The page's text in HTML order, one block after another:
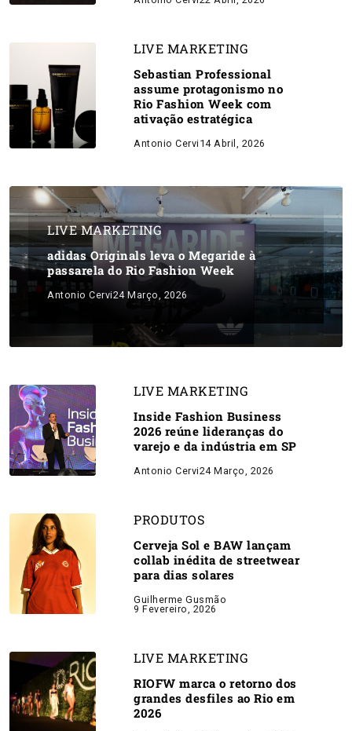
LIVE MARKETING
Sebastian Professional
assume protagonismo no
Rio Fashion Week com
ativação estratégica
Antonio Cervi 14 Abril, 2026
LIVE MARKETING
adidas Originals leva o Megaride à
passarela do Rio Fashion Week
Antonio Cervi24 Março, 2026
LIVE MARKETING
Inside Fashion Business
2026 reúne lideranças do
varejo e da indústria em SP
Antonio Cervi24 Março, 2026
PRODUTOS
Cerveja Sol e BAW lançam
collab inédita de streetwear
para dias solares
Guilherme Gusmão
9 Fevereiro, 2026
LIVE MARKETING
RIOFW marca o retorno dos
grandes desfiles ao Rio em
2026